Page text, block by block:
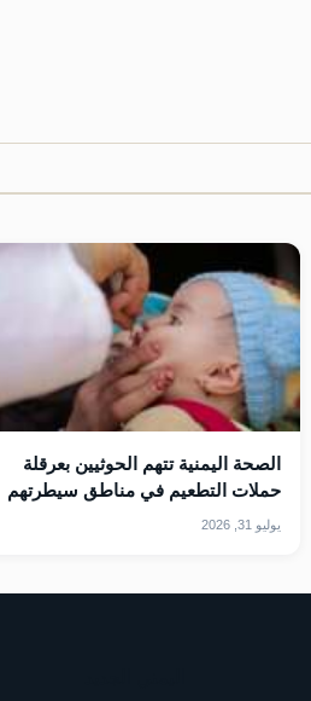
الصحة اليمنية تتهم الحوثيين بعرقلة
حملات التطعيم في مناطق سيطرتهم
يوليو 31, 2026